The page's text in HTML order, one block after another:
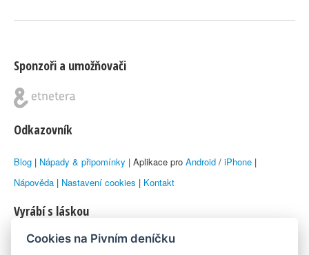
Sponzoři a umožňovači
Odkazovník
Blog | Nápady & připomínky | Aplikace pro Android / iPhone |
Nápověda | Nastavení cookies | Kontakt
Vyrábí s láskou
© 2010–2026 byLukáš Zemanaka Emka
Cookies na Pivním deníčku